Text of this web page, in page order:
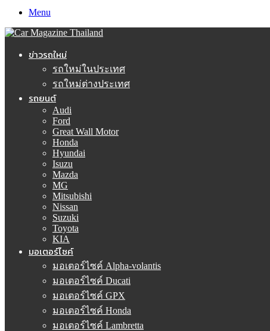
Menu
ข่าวรถใหม่
รถใหม่ในประเทศ
รถใหม่ต่างประเทศ
รถยนต์
Audi
Ford
Great Wall Motor
Honda
Hyundai
Isuzu
Mazda
MG
Mitsubishi
Nissan
Suzuki
Toyota
KIA
มอเตอร์ไซค์
มอเตอร์ไซค์ Alpha-volantis
มอเตอร์ไซค์ Ducati
มอเตอร์ไซค์ GPX
มอเตอร์ไซค์ Honda
มอเตอร์ไซค์ Lambretta